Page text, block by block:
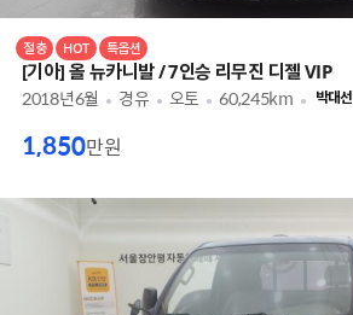
절충 HOT 특옵션
[기아] 올 뉴카니발 / 7인승 리무진 디젤 VIP
2018년6월 경유 오토 60,245km 박대선
1,850만원